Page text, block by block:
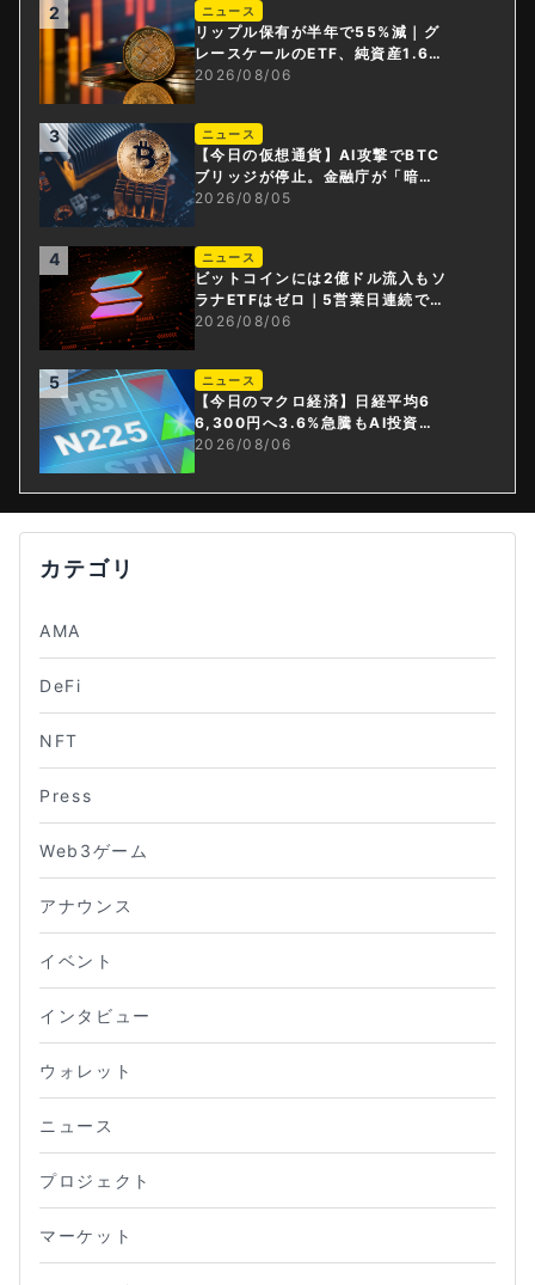
2 ニュース
リップル保有が半年で55%減｜グ
レースケールのETF、純資産1.6億
ドル減
2026/08/06
3 ニュース
【今日の仮想通貨】AI攻撃でBTC
ブリッジが停止。金融庁が「暗号
資産・ステーブルコイン課」新設
2026/08/05
4 ニュース
ビットコインには2億ドル流入もソ
ラナETFはゼロ｜5営業日連続で停
止
2026/08/06
5 ニュース
【今日のマクロ経済】日経平均6
6,300円へ3.6%急騰もAI投資回
収懸念が再燃
2026/08/06
カテゴリ
AMA
DeFi
NFT
Press
Web3ゲーム
アナウンス
イベント
インタビュー
ウォレット
ニュース
プロジェクト
マーケット